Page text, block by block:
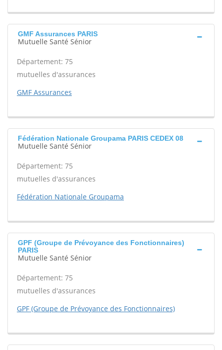
GMF Assurances PARIS
Mutuelle Santé Sénior
Département: 75
mutuelles d'assurances
GMF Assurances
Fédération Nationale Groupama PARIS CEDEX 08
Mutuelle Santé Sénior
Département: 75
mutuelles d'assurances
Fédération Nationale Groupama
GPF (Groupe de Prévoyance des Fonctionnaires)
PARIS
Mutuelle Santé Sénior
Département: 75
mutuelles d'assurances
GPF (Groupe de Prévoyance des Fonctionnaires)